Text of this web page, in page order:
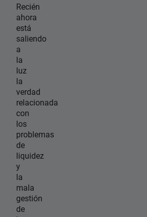
Recién
ahora
está
saliendo
a
la
luz
la
verdad
relacionada
con
los
problemas
de
liquidez
y
la
mala
gestión
de